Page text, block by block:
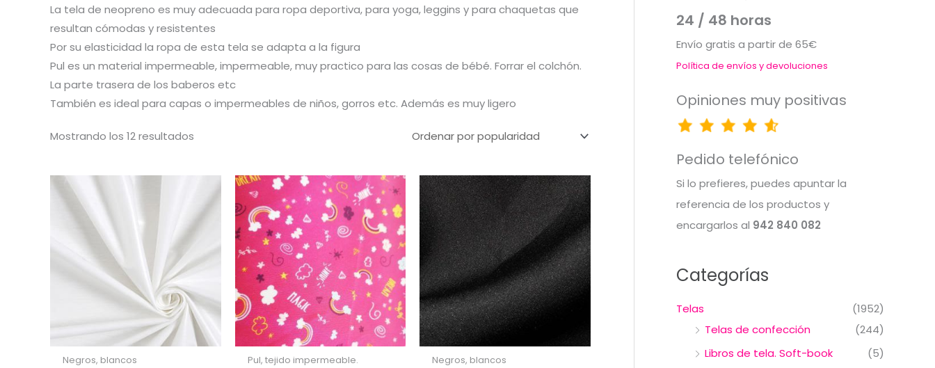
La tela de neopreno es muy adecuada para ropa deportiva, para yoga, leggins y para chaquetas que
resultan cómodas y resistentes
Por su elasticidad la ropa de esta tela se adapta a la figura
Pul es un material impermeable, impermeable, muy practico para las cosas de bébé. Forrar el colchón.
La parte trasera de los baberos etc
También es ideal para capas o impermeables de niños, gorros etc. Además es muy ligero
Mostrando los 12 resultados
Negros, blancos Pul, tejido impermeable. Negros, blancos
24 / 48 horas
Envío gratis a partir de 65€
Política de envíos y devoluciones
Opiniones muy positivas
Pedido telefónico
Si lo prefieres, puedes apuntar la
referencia de los productos y
encargarlos al 942 840 082
Categorías
Telas
(1952)
Telas de confección
(244)
Libros de tela. Soft-book
(5)